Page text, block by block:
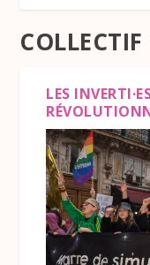
COLLECTIF
LES